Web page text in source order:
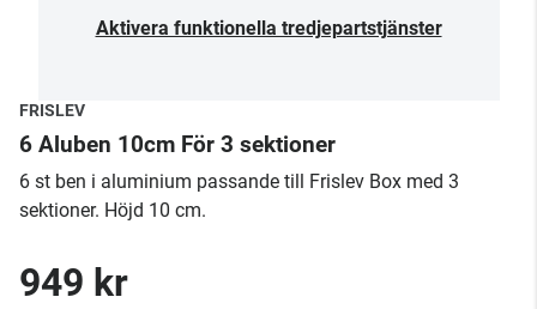
Aktivera funktionella tredjepartstjänster
FRISLEV
6 Aluben 10cm För 3 sektioner
6 st ben i aluminium passande till Frislev Box med 3
sektioner. Höjd 10 cm.
949 kr